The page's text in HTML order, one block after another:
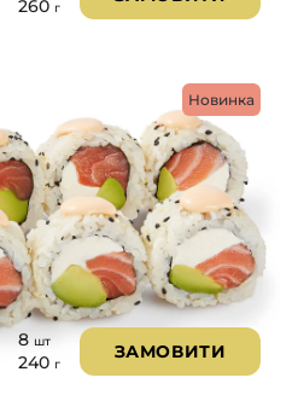
260 г
Новинка
8 шт
240 г
ЗАМОВИТИ